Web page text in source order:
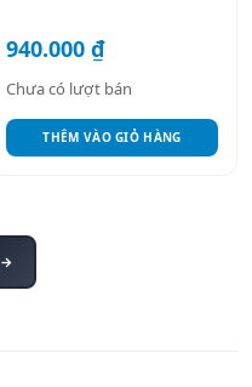
940.000 ₫
Chưa có lượt bán
THÊM VÀO GIỎ HÀNG
→